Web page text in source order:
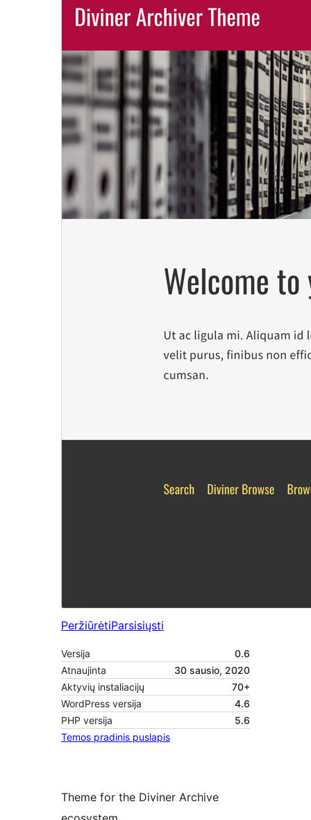
PeržiūrėtiParsisiųsti
Versija
0.6
Atnaujinta
30 sausio, 2020
Aktyvių instaliacijų
70+
WordPress versija
4.6
PHP versija
5.6
Temos pradinis puslapis
Theme for the Diviner Archive